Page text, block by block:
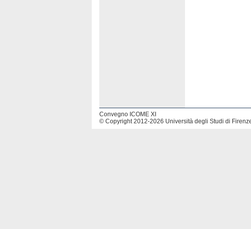
Convegno ICOME XI
© Copyright 2012-2026 Università degli Studi di